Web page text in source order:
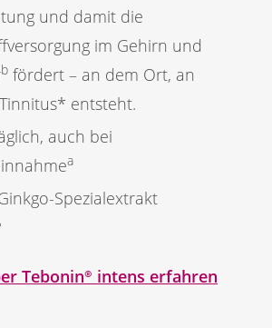
und damit die
im Gehirn und
b fördert – an dem Ort, an
entsteht.
auch bei
a
-Spezialextrakt
Tebonin® intens erfahren